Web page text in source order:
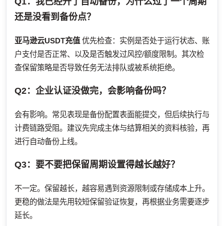
还是没看到备份点？
亚马逊云USDT充值 优先检查：实例是否处于运行状态、账
户支付是否正常、以及是否触发过风控/额度限制。其次检
查保留策略是否导致任务无法排队或被系统拒绝。
Q2：企业认证没做完，会影响备份吗？
会有影响。常见表现是备份配置表面能提交，但后续执行与
计费链路受阻。建议先完成主体与结算相关的资料核验，再
进行自动备份上线。
Q3：要不要把保留周期设置得越长越好？
不一定。保留越长，越容易遇到资源限制或存储成本上升。
更稳的做法是先用较短保留验证恢复，再根据业务需要逐步
延长。